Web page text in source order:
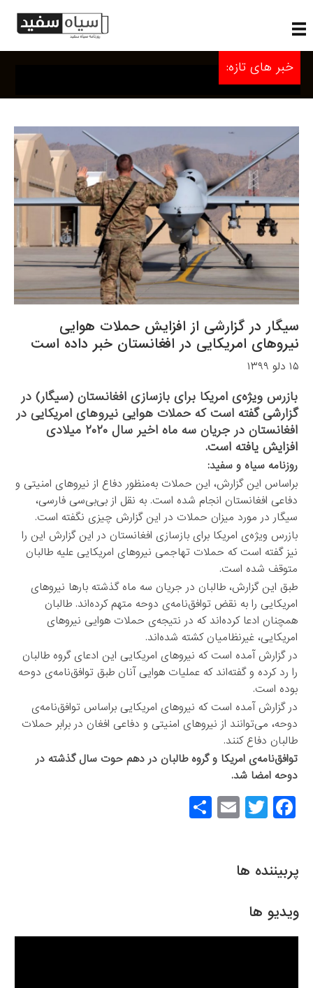
خبر های تازه:
پربیننده ها
ویدیو ها
سیگار در گزارشی از افزایش حملات هوایی
نیروهای امریکایی در افغانستان خبر داده است
۱۵ دلو ۱۳۹۹
بازرس ویژه‌ی امریکا برای بازسازی افغانستان (سیگار) در
گزارشی گفته است که حملات هوایی نیروهای امریکایی در
افغانستان در جریان سه ماه اخیر سال ۲۰۲۰ میلادی
افزایش یافته است.
روزنامه سیاه و سفید:
براساس این گزارش، این حملات به‌منظور دفاع از نیروهای امنیتی و
دفاعی افغانستان انجام شده است. به نقل از بی‌بی‌سی فارسی،
سیگار در مورد میزان حملات در این گزارش چیزی نگفته است.
بازرس ویژه‌ی امریکا برای بازسازی افغانستان در این گزارش این را
نیز گفته است که حملات تهاجمی نیروهای امریکایی علیه طالبان
متوقف شده است.
طبق این گزارش، طالبان در جریان سه ماه گذشته بارها نیروهای
امریکایی را به نقض توافق‌نامه‌ی دوحه متهم کرده‌اند. طالبان
همچنان ادعا کرده‌اند که در نتیجه‌ی حملات هوایی نیروهای
امریکایی،‌ غیرنظامیان کشته شده‌اند.
در گزارش آمده است که نیروهای امریکایی این ادعای گروه طالبان
را رد کرده و گفته‌اند که عملیات هوایی آنان طبق توافق‌نامه‌ی دوحه
بوده است.
در گزارش آمده است که نیروهای امریکایی براساس توافق‌نامه‌ی
دوحه، می‌توانند از نیروهای امنیتی و دفاعی افغان در برابر حملات
طالبان دفاع کنند.
توافق‌نامه‌ی امریکا و گروه طالبان در دهم حوت سال گذشته در
دوحه امضا شد.
F
a
e
o
o
T
wi
er
E
m